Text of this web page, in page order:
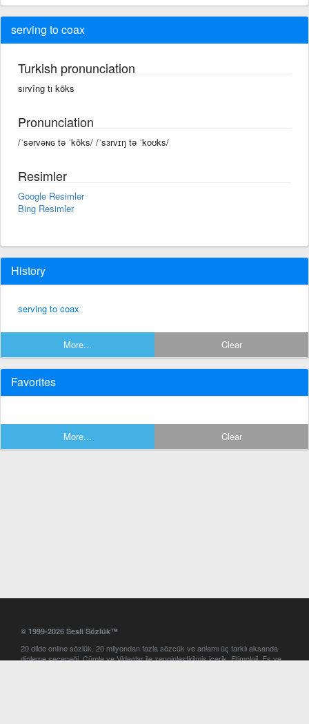
serving to coax
Turkish pronunciation
sırvîng tı kōks
Pronunciation
/ˈsərvəɴɢ tə ˈkōks/ /ˈsɜrvɪŋ tə ˈkoʊks/
Resimler
Google Resimler
Bing Resimler
History
serving to coax
More... Clear
Favorites
More... Clear
© 1999-2026 Sesli Sözlük™
20 dilde online sözlük. 20 milyondan fazla sözcük ve anlamı üç farklı aksanda
dinleme seçeneği. Cümle ve Videolar ile zenginleştirilmiş içerik. Etimoloji, Eş ve